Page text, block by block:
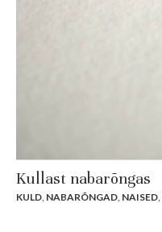
Kullast nabarõngas
KULD NABARÕNGAD NAISED